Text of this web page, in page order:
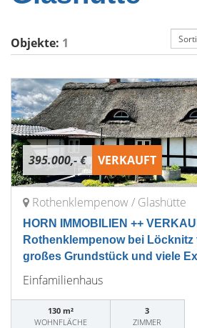
Objekte: 1
395.000,- € VERKAUFT
Rothenklempenow / Glashütte
HORN IMMOBILIEN ++
Rothenklempenow bei Löcknitz
großes Grundstück und viele
Einfamilienhaus
130 m²
WOHNFLÄCHE
3
ZIMMER